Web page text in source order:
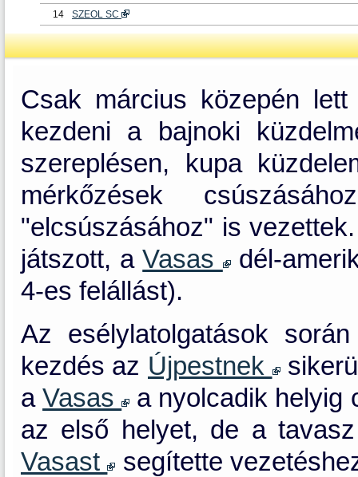
14
SZEOL SC
Csak március közepén
kezdeni a bajnoki
szereplésen, kupa
mérkőzések
"elcsúszásához" is
játszott, aVasas
dél-
4-es felállást).
Az esélylatolgatások
kezdés az Újpestnek
aVasas a nyolcadik helyig
az első helyet, de a
Vasast segítette